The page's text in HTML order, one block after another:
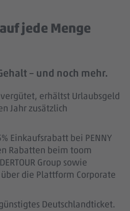
jede Menge
– und noch mehr.
erhältst Urlaubsgeld
Jahr zusätzlich
Einkaufsrabatt bei PENNY
Rabatten beim toom
Group sowie
die Plattform Corporate
Deutschlandticket.